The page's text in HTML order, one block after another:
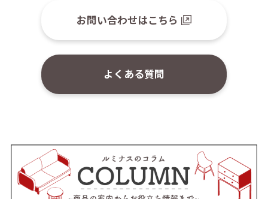
お問い合わせはこちら
よくある質問